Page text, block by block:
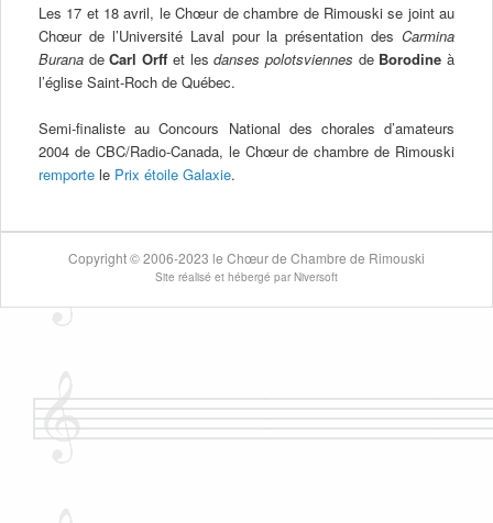
Les 17 et 18 avril, le Chœur de chambre de Rimouski se joint au
Chœur de l’Université Laval pour la présentation desCarmina
BuranadeCarl Orff et lesdanses polotsviennes de Borodine à
l’église Saint-Roch de Québec.
Semi-finaliste au Concours National des chorales d’amateurs
2004 de CBC/Radio-Canada, le Chœur de chambre de Rimouski
remportele Prix étoile Galaxie.
Copyright©2006-2023 le Chœur de Chambre de Rimouski
Site réalisé et hébergé par Niversoft